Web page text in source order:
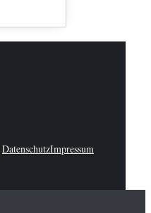
DatenschutzImpressum